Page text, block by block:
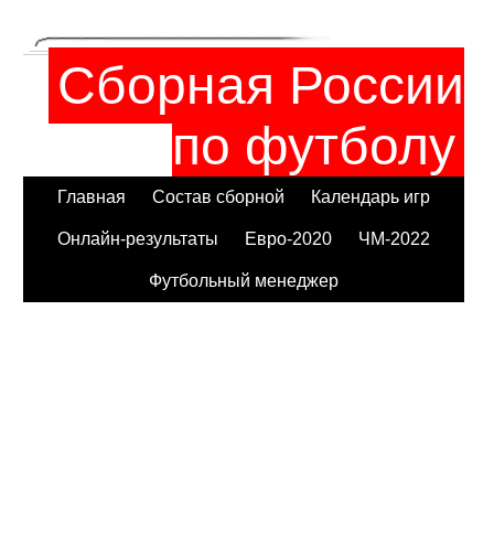
Сборная России
по футболу
Главная Состав сборной Календарь игр
Онлайн-результаты Евро-2020 ЧМ-2022
Футбольный менеджер